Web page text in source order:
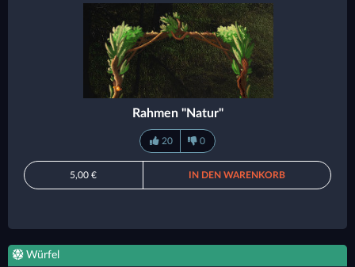
Rahmen "Natur"
20 0
5,00 € IN DEN WARENKORB
Würfel